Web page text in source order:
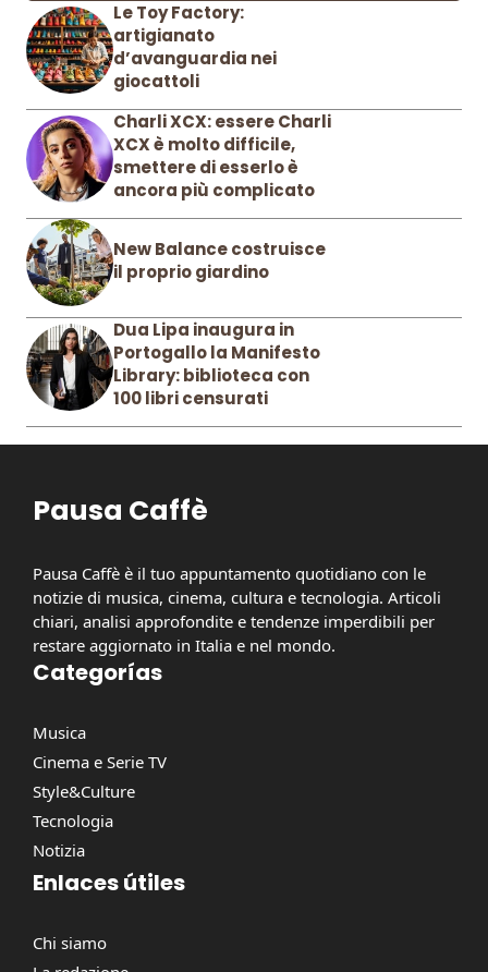
Le Toy Factory:
artigianato
d’avanguardia nei
giocattoli
Charli XCX: essere Charli
XCX è molto difficile,
smettere di esserlo è
ancora più complicato
New Balance costruisce
il proprio giardino
Dua Lipa inaugura in
Portogallo la Manifesto
Library: biblioteca con
100 libri censurati
Pausa Caffè
Pausa Caffè è il tuo appuntamento quotidiano con le
notizie di musica, cinema, cultura e tecnologia. Articoli
chiari, analisi approfondite e tendenze imperdibili per
restare aggiornato in Italia e nel mondo.
Categorías
Musica
Cinema e Serie TV
Style&Culture
Tecnologia
Notizia
Enlaces útiles
Chi siamo